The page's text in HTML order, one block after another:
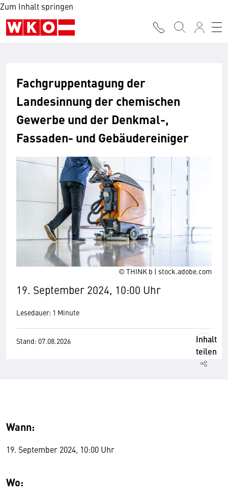
Zum Inhalt springen
© THINK b | stock.adobe.com
Fachgruppentagung der
Landesinnung der chemischen
Gewerbe und der Denkmal-,
Fassaden- und Gebäudereiniger
19. September 2024, 10:00 Uhr
Lesedauer: 1 Minute
Stand: 07.08.2026
Inhalt
teilen
Wann:
19. September 2024, 10:00 Uhr
Wo: